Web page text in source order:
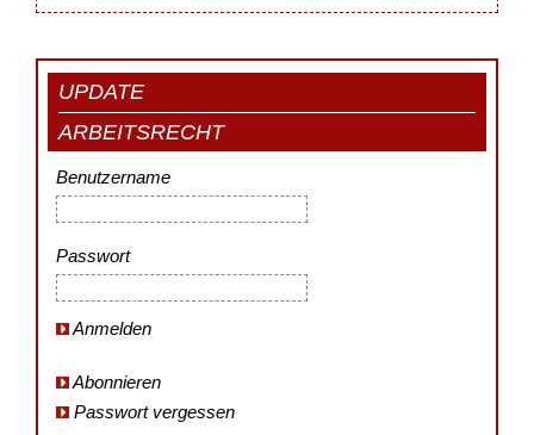
UPDATE
ARBEITSRECHT
Benutzername
Passwort
Anmelden
Abonnieren
Passwort vergessen